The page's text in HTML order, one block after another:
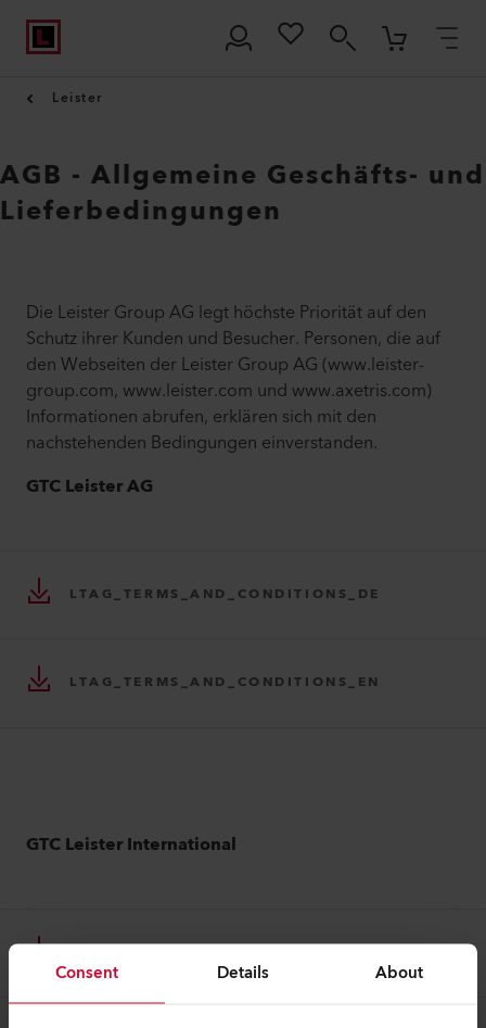
Consent Details About
Leister
AGB - Allgemeine Geschäfts- und
Lieferbedingungen
Die Leister Group AG legt höchste Priorität auf den
Schutz ihrer Kunden und Besucher. Personen, die auf
den Webseiten der Leister Group AG (www.leister-
group.com, www.leister.com und www.axetris.com)
Informationen abrufen, erklären sich mit den
nachstehenden Bedingungen einverstanden.
GTC Leister AG
LTAG_TERMS_AND_CONDITIONS_DE
LTAG_TERMS_AND_CONDITIONS_EN
GTC Leister International